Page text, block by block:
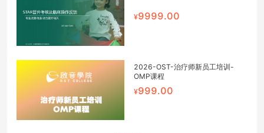
9999.00
2026-OST-治疗师新员工培训-
OMP课程
999.00